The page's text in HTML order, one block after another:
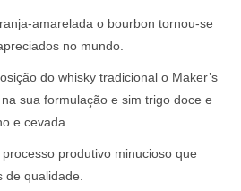
amarelada o bourbon tornou-se
no mundo.
do whisky tradicional o Maker’s
sua formulação e sim trigo doce e
e cevada.
produtivo minucioso que
qualidade.